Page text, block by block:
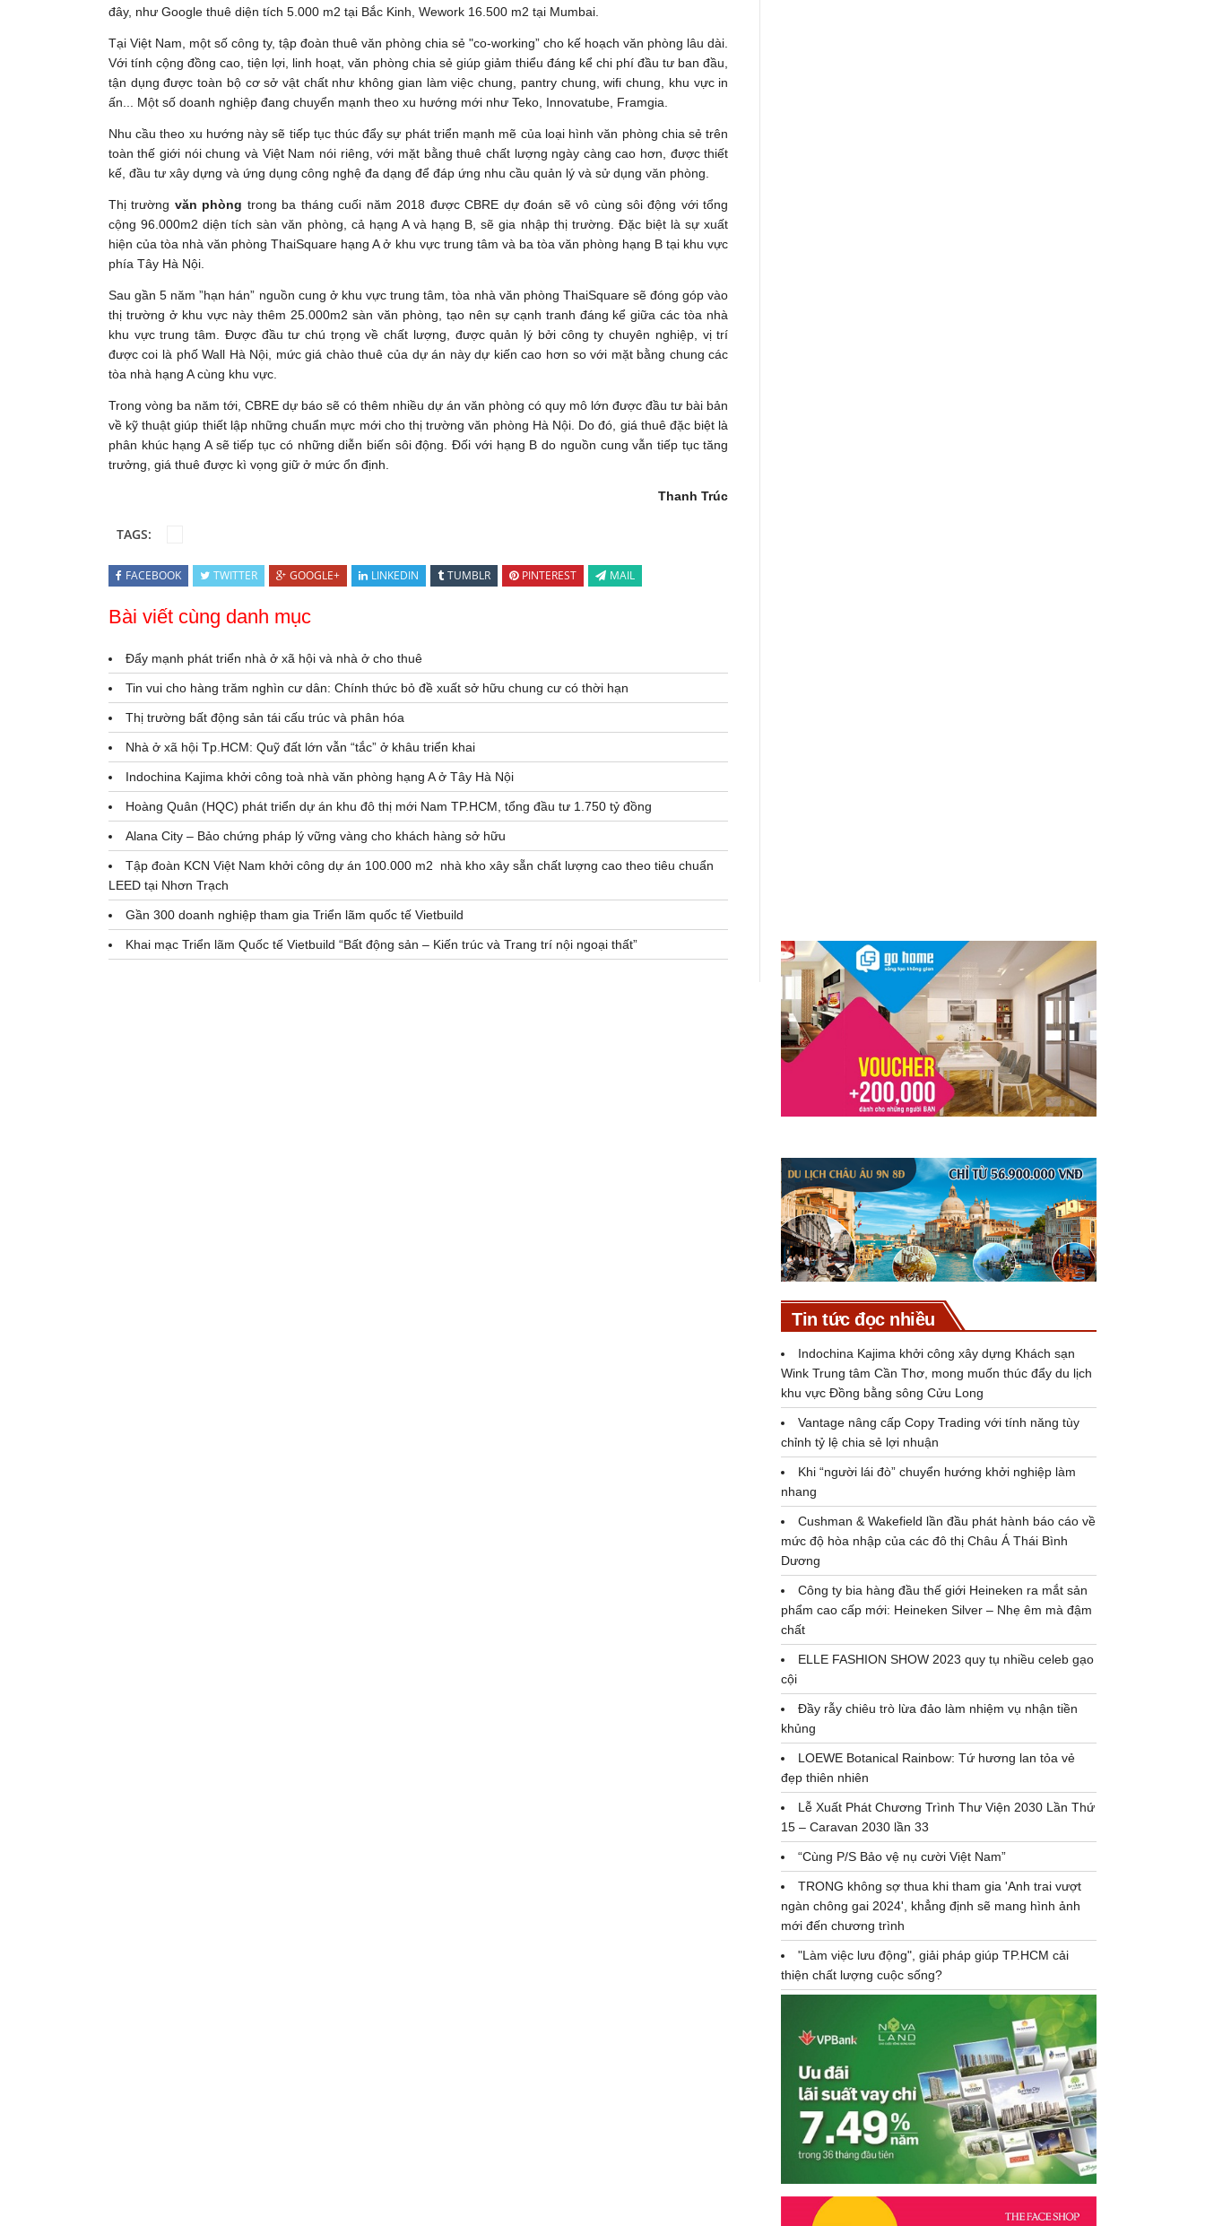
đây, như Google thuê diện tích 5.000 m2 tại Bắc Kinh, Wework 16.500 m2 tại Mumbai.
Tại Việt Nam, một số công ty, tập đoàn thuê văn phòng chia sẻ "co-working” cho kế hoạch văn phòng lâu dài.
Với tính cộng đồng cao, tiện lợi, linh hoạt, văn phòng chia sẻ giúp giảm thiểu đáng kể chi phí đầu tư ban đầu,
tận dụng được toàn bộ cơ sở vật chất như không gian làm việc chung, pantry chung, wifi chung, khu vực in
ấn... Một số doanh nghiệp đang chuyển mạnh theo xu hướng mới như Teko, Innovatube, Framgia.
Nhu cầu theo xu hướng này sẽ tiếp tục thúc đẩy sự phát triển mạnh mẽ của loại hình văn phòng chia sẻ trên
toàn thế giới nói chung và Việt Nam nói riêng, với mặt bằng thuê chất lượng ngày càng cao hơn, được thiết
kế, đầu tư xây dựng và ứng dụng công nghệ đa dạng để đáp ứng nhu cầu quản lý và sử dụng văn phòng.
Thị trường văn phòng trong ba tháng cuối năm 2018 được CBRE dự đoán sẽ vô cùng sôi động với tổng
cộng 96.000m2 diện tích sàn văn phòng, cả hạng A và hạng B, sẽ gia nhập thị trường. Đặc biệt là sự xuất
hiện của tòa nhà văn phòng ThaiSquare hạng A ở khu vực trung tâm và ba tòa văn phòng hạng B tại khu vực
phía Tây Hà Nội.
Sau gần 5 năm ”hạn hán” nguồn cung ở khu vực trung tâm, tòa nhà văn phòng ThaiSquare sẽ đóng góp vào
thị trường ở khu vực này thêm 25.000m2 sàn văn phòng, tạo nên sự cạnh tranh đáng kể giữa các tòa nhà
khu vực trung tâm. Được đầu tư chú trọng về chất lượng, được quản lý bởi công ty chuyên nghiệp, vị trí
được coi là phố Wall Hà Nội, mức giá chào thuê của dự án này dự kiến cao hơn so với mặt bằng chung các
tòa nhà hạng A cùng khu vực.
Trong vòng ba năm tới, CBRE dự báo sẽ có thêm nhiều dự án văn phòng có quy mô lớn được đầu tư bài bản
về kỹ thuật giúp thiết lập những chuẩn mực mới cho thị trường văn phòng Hà Nội. Do đó, giá thuê đặc biệt là
phân khúc hạng A sẽ tiếp tục có những diễn biến sôi động. Đối với hạng B do nguồn cung vẫn tiếp tục tăng
trưởng, giá thuê được kì vọng giữ ở mức ổn định.
Thanh Trúc
TAGS:
FACEBOOK TWITTER GOOGLE+ LINKEDIN TUMBLR PINTEREST MAIL
Bài viết cùng danh mục
Đẩy mạnh phát triển nhà ở xã hội và nhà ở cho thuê
Tin vui cho hàng trăm nghìn cư dân: Chính thức bỏ đề xuất sở hữu chung cư có thời hạn
Thị trường bất động sản tái cấu trúc và phân hóa
Nhà ở xã hội Tp.HCM: Quỹ đất lớn vẫn “tắc” ở khâu triển khai
Indochina Kajima khởi công toà nhà văn phòng hạng A ở Tây Hà Nội
Hoàng Quân (HQC) phát triển dự án khu đô thị mới Nam TP.HCM, tổng đầu tư 1.750 tỷ đồng
Alana City – Bảo chứng pháp lý vững vàng cho khách hàng sở hữu
Tập đoàn KCN Việt Nam khởi công dự án 100.000 m2 nhà kho xây sẵn chất lượng cao theo tiêu chuẩn
LEED tại Nhơn Trạch
Gần 300 doanh nghiệp tham gia Triển lãm quốc tế Vietbuild
Khai mạc Triển lãm Quốc tế Vietbuild “Bất động sản – Kiến trúc và Trang trí nội ngoại thất”
Tin tức đọc nhiều
Indochina Kajima khởi công xây dựng Khách sạn
Wink Trung tâm Cần Thơ, mong muốn thúc đẩy du lịch
khu vực Đồng bằng sông Cửu Long
Vantage nâng cấp Copy Trading với tính năng tùy
chỉnh tỷ lệ chia sẻ lợi nhuận
Khi “người lái đò” chuyển hướng khởi nghiệp làm
nhang
Cushman & Wakefield lần đầu phát hành báo cáo về
mức độ hòa nhập của các đô thị Châu Á Thái Bình
Dương
Công ty bia hàng đầu thế giới Heineken ra mắt sản
phẩm cao cấp mới: Heineken Silver – Nhẹ êm mà đậm
chất
ELLE FASHION SHOW 2023 quy tụ nhiều celeb gạo
cội
Đầy rẫy chiêu trò lừa đảo làm nhiệm vụ nhận tiền
khủng
LOEWE Botanical Rainbow: Tứ hương lan tỏa vẻ
đẹp thiên nhiên
Lễ Xuất Phát Chương Trình Thư Viện 2030 Lần Thứ
15 – Caravan 2030 lần 33
“Cùng P/S Bảo vệ nụ cười Việt Nam”
TRONG không sợ thua khi tham gia 'Anh trai vượt
ngàn chông gai 2024', khẳng định sẽ mang hình ảnh
mới đến chương trình
"Làm việc lưu động", giải pháp giúp TP.HCM cải
thiện chất lượng cuộc sống?